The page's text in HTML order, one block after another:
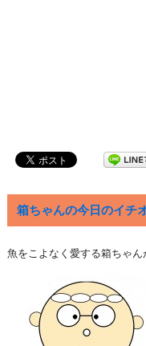
箱ちゃんの今日のイチ
魚をこよなく愛する箱ちゃん